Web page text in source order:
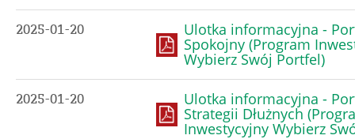
2025-01-20 Ulotka informacyjna -
Spokojny (Program
Wybierz Swój Portfel)
2025-01-20 Ulotka informacyjna -
Strategii Dłużnych
Inwestycyjny Wybierz